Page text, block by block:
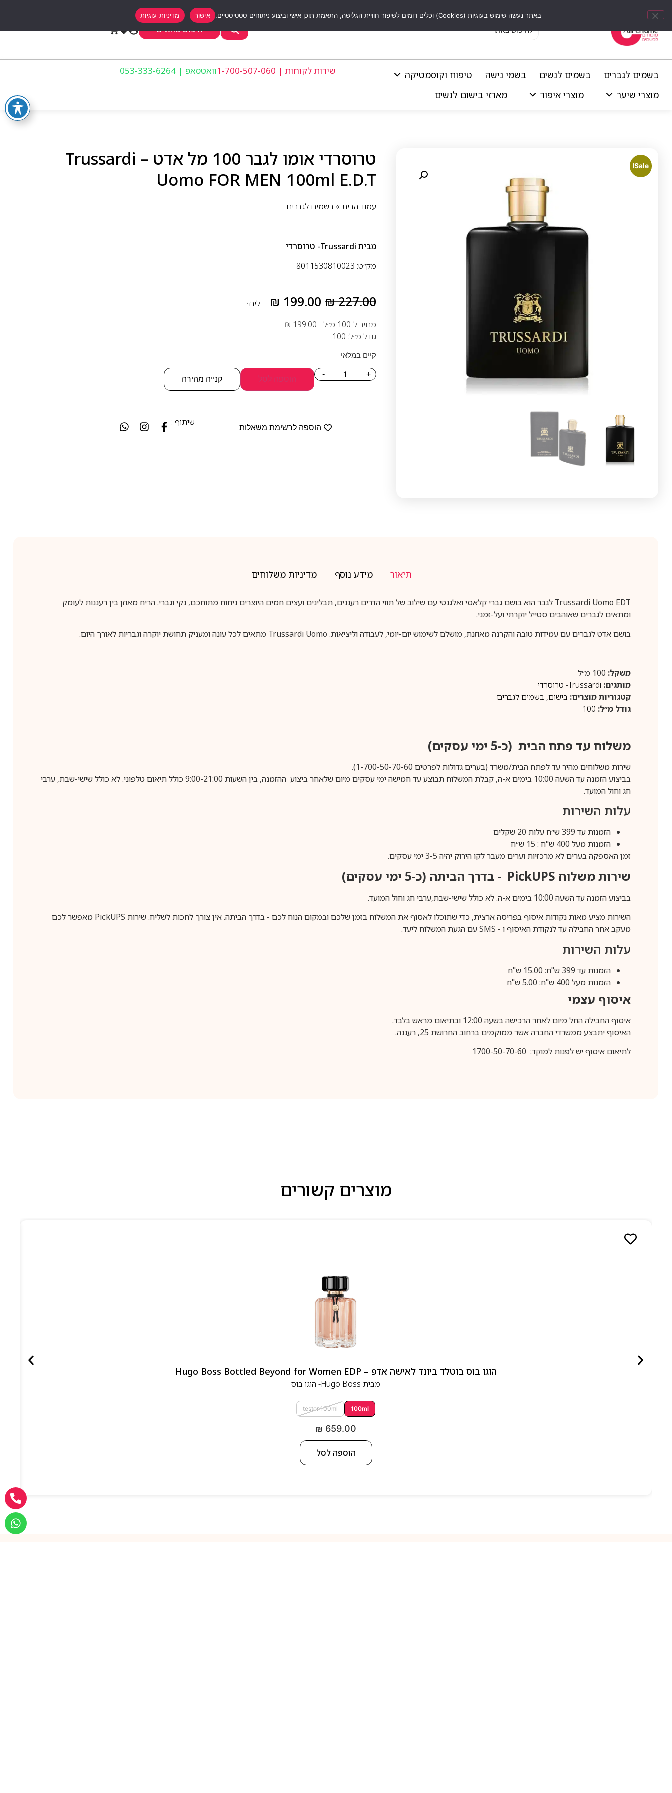
חיפוש מותגים
בשמים לגברים בשמים לנשים בשמי נישה
טיפוח וקוסמטיקה
מוצרי שיער
מוצרי איפור מארזי בישום לנשים
שירות לקוחות | 1-700-507-060 וואטסאפ | 053-333-6264
Sale!
טרוסרדי אומו לגבר 100 מל אדט – Trussardi
Uomo FOR MEN 100ml E.D.T
עמוד הבית » בשמים לגברים
מבית Trussardi- טרוסרדי
מק״ט: 8011530810023
₪227.00
₪ 199.00
ליח׳
מחיר ל־100 מ״ל -
₪ 199.00
גודל מ״ל: 100
קיים במלאי
- +
הוספה לסל קנייה מהירה
הוספה לרשימת משאלות
שיתוף :
תיאור מידע נוסף מדיניות משלוחים
Trussardi Uomo EDT לגבר הוא בושם גברי קלאסי ואלגנטי עם שילוב של תווי הדרים רעננים, תבלינים ועצים חמים היוצרים ניחוח מתוחכם, נקי וגברי. הריח מאוזן בין רעננות לעומק
ומתאים לגברים שאוהבים סטייל יוקרתי ועל-זמני.
בושם אדט לגברים עם עמידות טובה והקרנה מאוזנת, מושלם לשימוש יום-יומי, לעבודה וליציאות. Trussardi Uomo מתאים לכל עונה ומעניק תחושת יוקרה וגבריות לאורך היום.
משקל:
מותגים: Trussardi- טרוסרדי
קטגוריות מוצרים: בישום, בשמים לגברים
גודל מ״ל: 100
משלוח עד פתח הבית (כ-5 ימי עסקים)
שירות משלוחים מהיר עד לפתח הבית/משרד (בערים גדולות לפרטים 1-700-50-70-60).
בביצוע הזמנה עד השעה 10:00 בימים א-ה, קבלת המשלוח תבוצע עד חמישה ימי עסקים מיום שלאחר ביצוע ההזמנה, בין השעות 9:00-21:00 כולל תיאום טלפוני. לא כולל שישי-שבת, ערבי
חג וחול המועד.
עלות השירות
הזמנות עד 399 ש״ח עלות 20 שקלים
הזמנות מעל 400 ש"ח : 15 ש״ח
זמן האספקה בערים לא מרכזיות וערים מעבר לקו הירוק יהיה 3-5 ימי עסקים.
שירות משלוח PickUPS - בדרך הביתה (כ-5 ימי עסקים)
בביצוע הזמנה עד השעה 10:00 בימים א-ה. לא כולל שישי-שבת,ערבי חג וחול המועד.
השירות מציע מאות נקודות איסוף בפריסה ארצית, כדי שתוכלו לאסוף את המשלוח בזמן שלכם ובמקום הנוח לכם - בדרך הביתה. אין צורך לחכות לשליח. שירות PickUPS מאפשר לכם
מעקב אחר החבילה עד לנקודת האיסוף ו - SMSעם הגעת המשלוח ליעד.
עלות השירות
הזמנות עד 399 ש"ח: 15.00 ש"ח
הזמנות מעל 400 ש"ח: 5.00 ש"ח
איסוף עצמי
איסוף החבילה החל מיום לאחר הרכישה בשעה 12:00 ובתיאום מראש בלבד.
האיסוף יתבצע ממשרדי החברה אשר ממוקמים ברחוב החרושת 25, רעננה.
לתיאום איסוף יש לפנות למוקד: 1700-50-70-60
מוצרים קשורים
הוגו בוס בוטלד ביונד לאישה אדפ – Hugo Boss Bottled Beyond for Women EDP
מבית Hugo Boss- הוגו בוס
100ml
tester 100ml
₪ 659.00
הוספה לסל
באתר נעשה שימוש בעוגיות (Cookies) וכלים דומים לשיפור חוויית הגלישה, התאמת תוכן אישי וביצוע ניתוחים סטטיסטיים. אישור מדיניות עוגיות